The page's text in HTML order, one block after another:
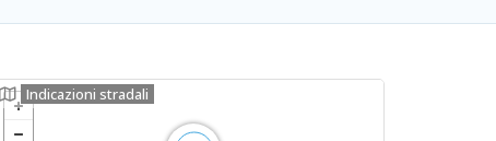
Indicazioni stradali